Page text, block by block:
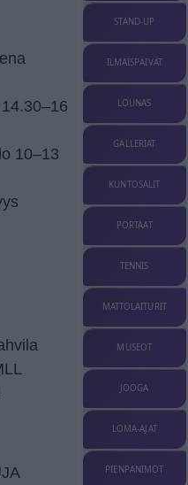
10–13
STAND-UP
ILMAISPÄIVÄT
LOUNAS
GALLERIAT
KUNTOSALIT
PORTAAT
TENNIS
MATTOLAITURIT
MUSEOT
JOOGA
LOMA-AJAT
PIENPANIMOT